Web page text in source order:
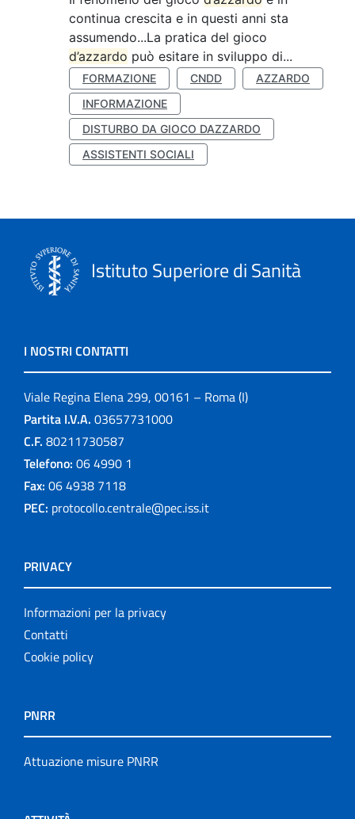
continua crescita e in questi anni sta
assumendo...La pratica del gioco
d’azzardo può esitare in sviluppo di...
FORMAZIONE CNDD
AZZARDO
INFORMAZIONE
DISTURBO DA GIOCO DAZZARDO
ASSISTENTI SOCIALI
Istituto Superiore di Sanità
I NOSTRI CONTATTI
Viale Regina Elena 299, 00161 – Roma (I)
Partita I.V.A. 03657731000
C.F. 80211730587
Telefono: 06 4990 1
Fax: 06 4938 7118
PEC: protocollo.centrale@pec.iss.it
PRIVACY
Informazioni per la privacy
Contatti
Cookie policy
PNRR
Attuazione misure PNRR